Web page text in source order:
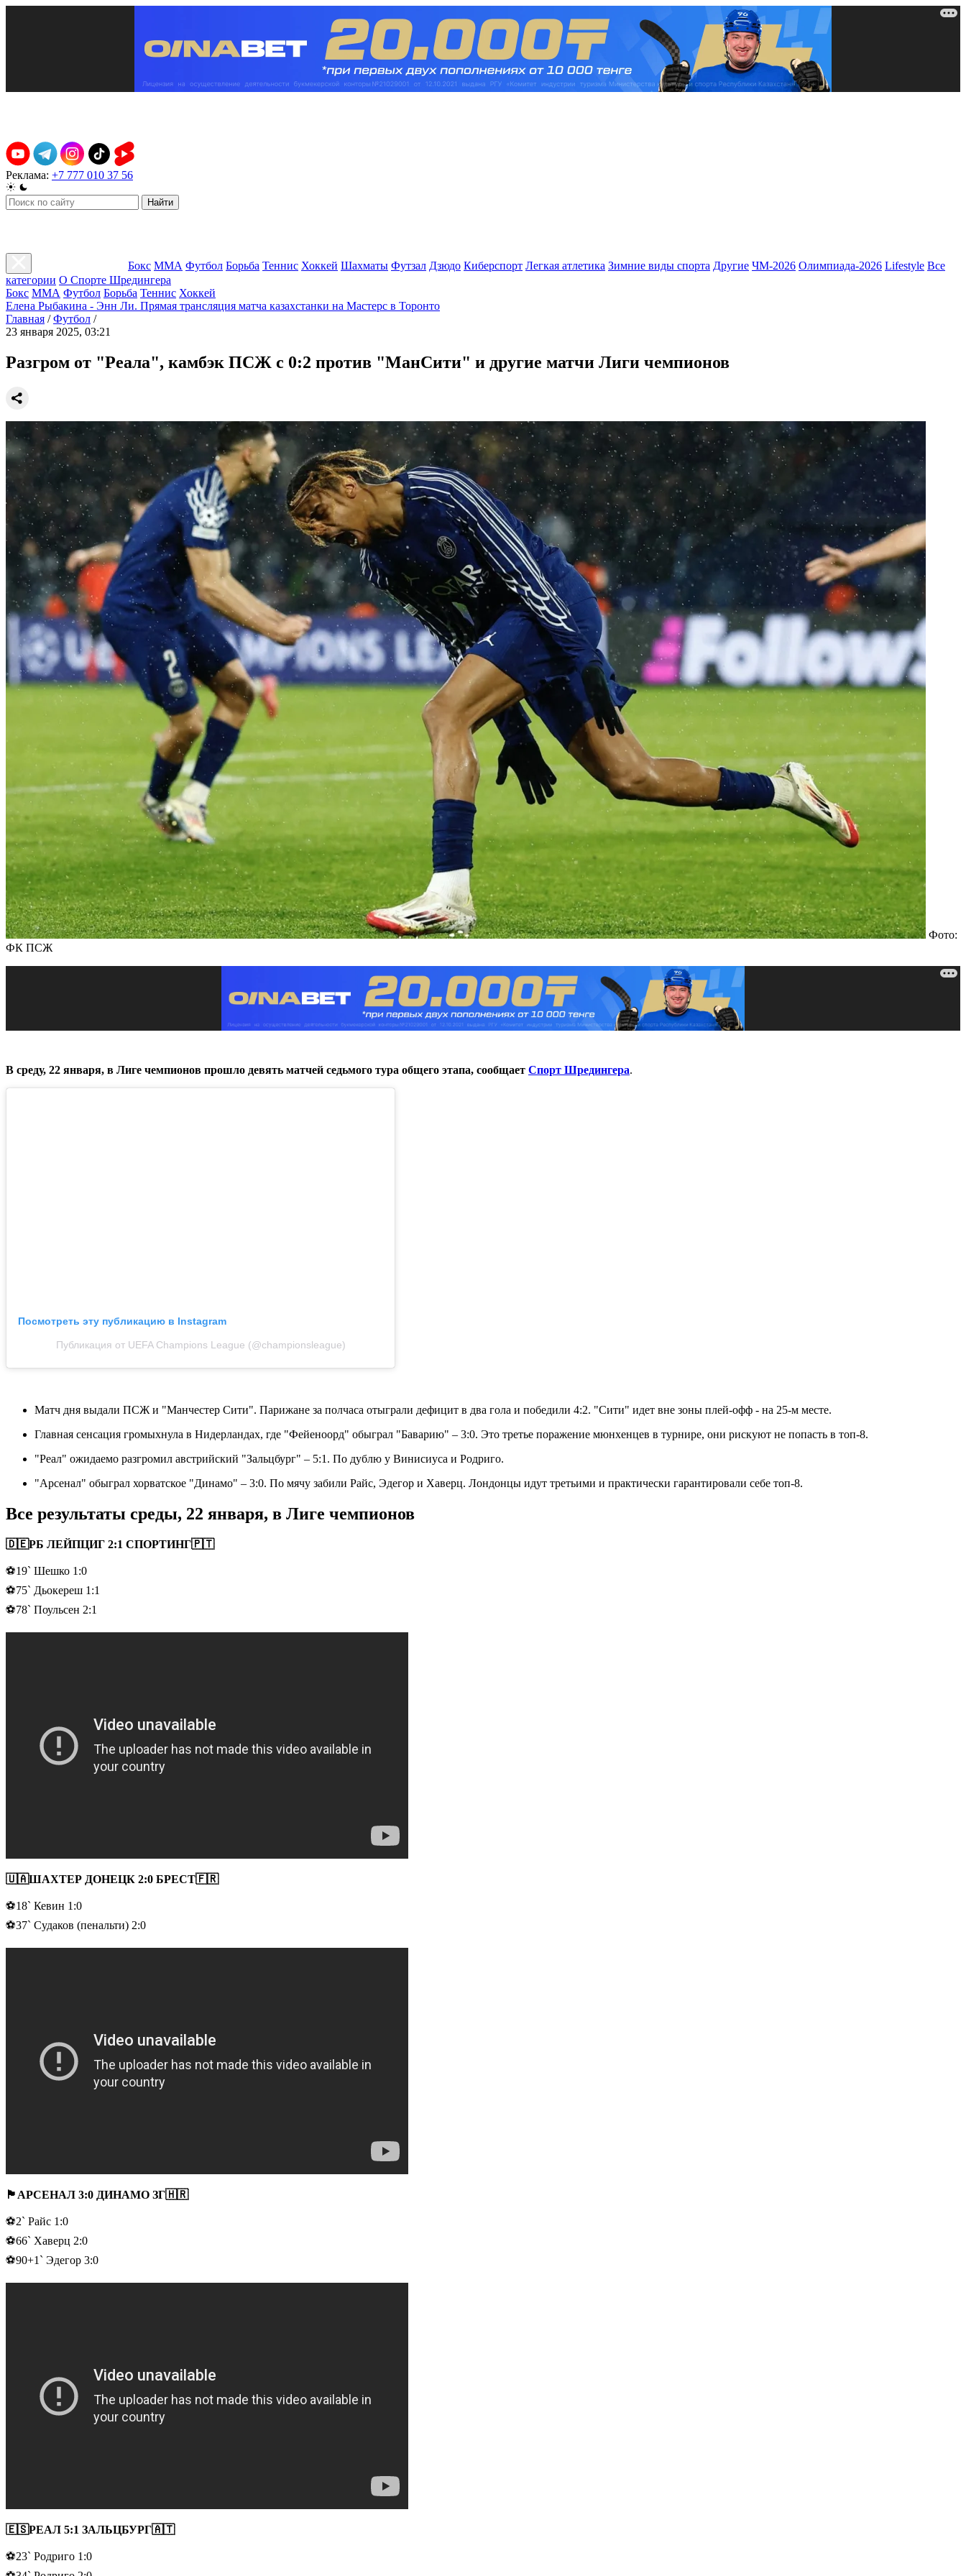
Реклама: +7 777 010 37 56
Найти
Бокс ММА Футбол Борьба Теннис Хоккей Шахматы Футзал Дзюдо Киберспорт Легкая атлетика Зимние виды спорта Другие ЧМ-2026 Олимпиада-2026 Lifestyle Все
категории О Спорте Шредингера
Бокс ММА Футбол Борьба Теннис Хоккей
Елена Рыбакина - Энн Ли. Прямая трансляция матча казахстанки на Мастерс в Торонто
Главная / Футбол /
23 января 2025, 03:21
Разгром от "Реала", камбэк ПСЖ с 0:2 против "МанСити" и другие матчи Лиги чемпионов
Фото:
ФК ПСЖ
В среду, 22 января, в Лиге чемпионов прошло девять матчей седьмого тура общего этапа, сообщает Спорт Шредингера.
Посмотреть эту публикацию в Instagram
Публикация от UEFA Champions League (@championsleague)
Матч дня выдали ПСЖ и "Манчестер Сити". Парижане за полчаса отыграли дефицит в два гола и победили 4:2. "Сити" идет вне зоны плей-офф - на 25-м месте.
Главная сенсация громыхнула в Нидерландах, где "Фейеноорд" обыграл "Баварию" – 3:0. Это третье поражение мюнхенцев в турнире, они рискуют не попасть в топ-8.
"Реал" ожидаемо разгромил австрийский "Зальцбург" – 5:1. По дублю у Винисиуса и Родриго.
"Арсенал" обыграл хорватское "Динамо" – 3:0. По мячу забили Райс, Эдегор и Хаверц. Лондонцы идут третьими и практически гарантировали себе топ-8.
Все результаты среды, 22 января, в Лиге чемпионов
🇩🇪РБ ЛЕЙПЦИГ 2:1 СПОРТИНГ🇵🇹
⚽19` Шешко 1:0
⚽75` Дьокереш 1:1
⚽78` Поульсен 2:1
🇺🇦ШАХТЕР ДОНЕЦК 2:0 БРЕСТ🇫🇷
⚽18` Кевин 1:0
⚽37` Судаков (пенальти) 2:0
🏴󠁧󠁢󠁥󠁮󠁧󠁿АРСЕНАЛ 3:0 ДИНАМО ЗГ🇭🇷
⚽2` Райс 1:0
⚽66` Хаверц 2:0
⚽90+1` Эдегор 3:0
🇪🇸РЕАЛ 5:1 ЗАЛЬЦБУРГ🇦🇹
⚽23` Родриго 1:0